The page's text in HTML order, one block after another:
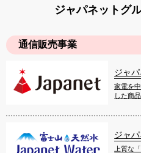
ジャパネットグ
通信販売事業
ジャ
家電を
した商
ジャ
上質な